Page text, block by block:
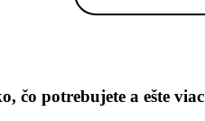
čo potrebujete a ešte viac